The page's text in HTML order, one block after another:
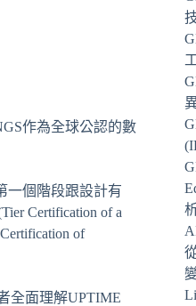
作為全球公認的數
一個階段跟設計有
Certification of a
of
全面理解UPTIME